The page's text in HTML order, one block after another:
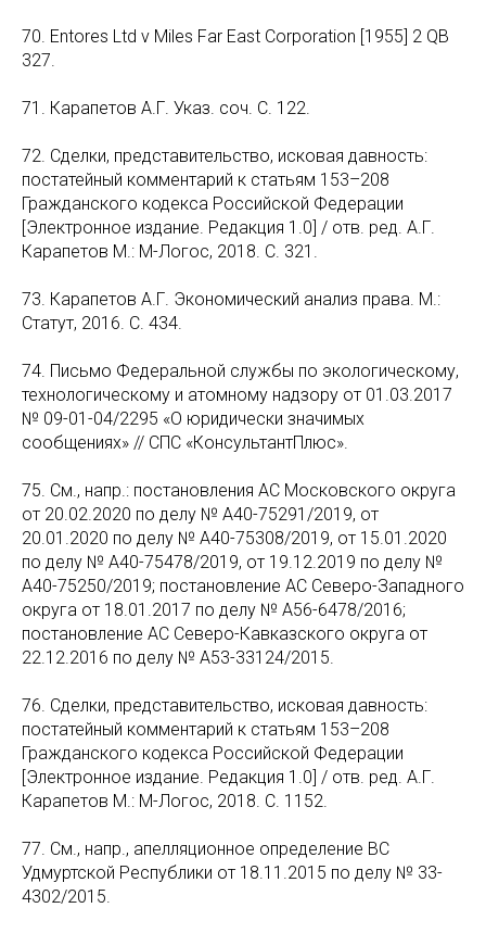
70. Entores Ltd v Miles Far East Corporation [1955] 2 QB
327.
71. Карапетов А.Г. Указ. соч. С. 122.
72. Сделки, представительство, исковая давность:
постатейный комментарий к статьям 153–208
Гражданского кодекса Российской Федерации
[Электронное издание. Редакция 1.0] / отв. ред. А.Г.
Карапетов М.: М-Логос, 2018. С. 321.
73. Карапетов А.Г. Экономический анализ права. М.:
Статут, 2016. С. 434.
74. Письмо Федеральной службы по экологическому,
технологическому и атомному надзору от 01.03.2017
№ 09-01-04/2295 «О юридически значимых
сообщениях» // СПС «КонсультантПлюс».
75. См., напр.: постановления АС Московского округа
от 20.02.2020 по делу № А40-75291/2019, от
20.01.2020 по делу № А40-75308/2019, от 15.01.2020
по делу № А40-75478/2019, от 19.12.2019 по делу №
А40-75250/2019; постановление АС Северо-Западного
округа от 18.01.2017 по делу № А56-6478/2016;
постановление АС Северо-Кавказского округа от
22.12.2016 по делу № А53-33124/2015.
76. Сделки, представительство, исковая давность:
постатейный комментарий к статьям 153–208
Гражданского кодекса Российской Федерации
[Электронное издание. Редакция 1.0] / отв. ред. А.Г.
Карапетов М.: М-Логос, 2018. С. 1152.
77. См., напр., апелляционное определение ВС
Удмуртской Республики от 18.11.2015 по делу № 33-
4302/2015.